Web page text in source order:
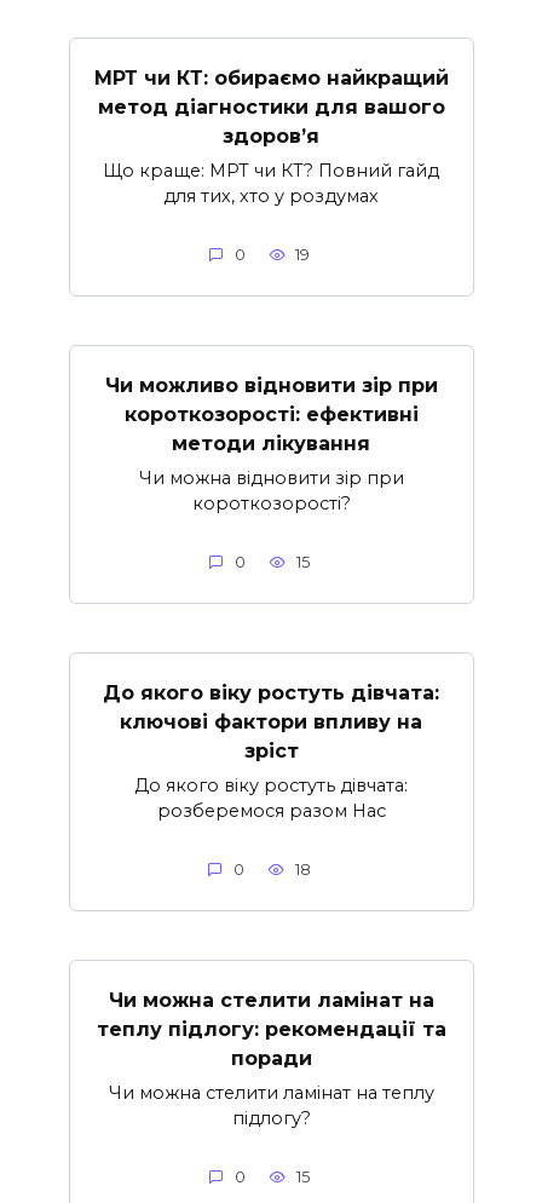
МРТ чи КТ: обираємо найкращий
метод діагностики для вашого
здоров’я
Що краще: МРТ чи КТ? Повний гайд
для тих, хто у роздумах
0 19
Чи можливо відновити зір при
короткозорості: ефективні
методи лікування
Чи можна відновити зір при
короткозорості?
0 15
До якого віку ростуть дівчата:
ключові фактори впливу на
зріст
До якого віку ростуть дівчата:
розберемося разом Нас
0 18
Чи можна стелити ламінат на
теплу підлогу: рекомендації та
поради
Чи можна стелити ламінат на теплу
підлогу?
0 15